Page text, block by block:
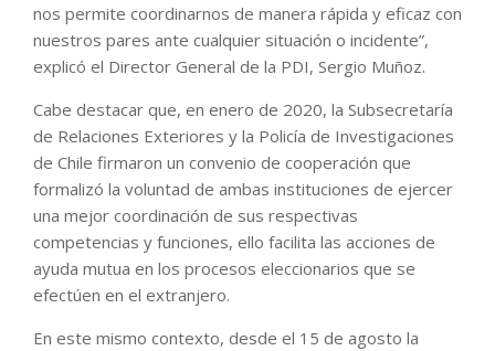
nos permite coordinarnos de manera rápida y eficaz con
nuestros pares ante cualquier situación o incidente”,
explicó el Director General de la PDI, Sergio Muñoz.
Cabe destacar que, en enero de 2020, la Subsecretaría
de Relaciones Exteriores y la Policía de Investigaciones
de Chile firmaron un convenio de cooperación que
formalizó la voluntad de ambas instituciones de ejercer
una mejor coordinación de sus respectivas
competencias y funciones, ello facilita las acciones de
ayuda mutua en los procesos eleccionarios que se
efectúen en el extranjero.
En este mismo contexto, desde el 15 de agosto la